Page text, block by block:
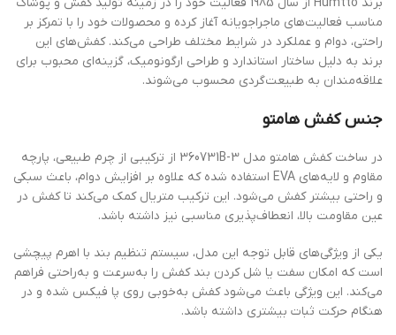
فعالیت‌های ماجراجویانه آغاز کرده و محصولات خود را با تمرکز بر
دوام و عملکرد در شرایط مختلف طراحی می‌کند. کفش‌های این
به دلیل ساختار استاندارد و طراحی ارگونومیک، گزینه‌ای محبوب برای
به طبیعت‌گردی محسوب می‌شوند.
کفش هامتو
در ساخت کفش هامتو مدل 360731B-3 از ترکیبی از چرم طبیعی، پارچه
مقاوم و لایه‌های EVA استفاده شده که علاوه بر افزایش دوام، باعث سبکی
بیشتر کفش می‌شود. این ترکیب متریال کمک می‌کند تا کفش در
مقاومت بالا، انعطاف‌پذیری مناسبی نیز داشته باشد.
از ویژگی‌های قابل توجه این مدل، سیستم تنظیم بند با اهرم پیچشی
که امکان سفت یا شل کردن بند کفش را به‌سرعت و به‌راحتی فراهم
این ویژگی باعث می‌شود کفش به‌خوبی روی پا فیکس شده و در
حرکت ثبات بیشتری داشته باشد.